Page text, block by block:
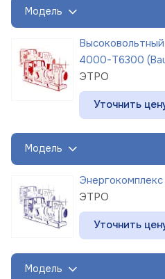
Модель
4000-Т6300
ЭТРО
Уточнить
Модель
ЭТРО
Уточнить
Модель